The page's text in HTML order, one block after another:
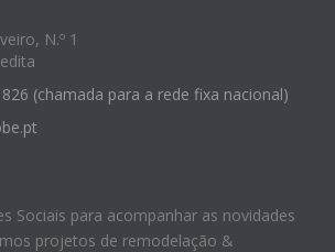
N.º 1
(chamada para a rede fixa nacional)
Sociais para acompanhar as novidades
projetos de remodelação &